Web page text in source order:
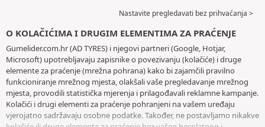
Nastavite pregledavati bez prihvaćanja >
O KOLAČIĆIMA I DRUGIM ELEMENTIMA ZA PRAĆENJE
Gumelider.com.hr (AD TYRES) i njegovi partneri (Google, Hotjar,
Microsoft) upotrebljavaju zapisnike o povezivanju (kolačiće) i druge
elemente za praćenje (mrežna pohrana) kako bi zajamčili pravilno
funkcioniranje mrežnog mjesta, olakšali vaše pregledavanje mrežnog
mjesta, provodili statistička mjerenja i prilagođavali reklamne kampanje.
Kolačići i drugi elementi za praćenje pohranjeni na vašem uređaju
vjerojatno sadržavaju osobne podatke. Također, ne postavljamo nikakve